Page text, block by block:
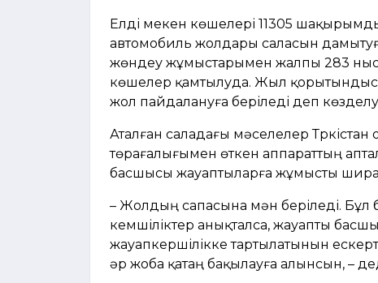
Елді мекен көшелері 11305
автомобиль жолдары саласын
жөндеу жұмыстарымен жалпы 283
көшелер қамтылуда. Жыл
жол пайдалануға беріледі деп
Аталған саладағы мәселелер
төрағалығымен өткен аппараттың
басшысы жауаптыларға жұмысты
– Жолдың сапасына мән беріледі. Бұл
кемшіліктер анықталса, жауапты
жауапкершілікке тартылатынын
әр жоба қатаң бақылауға алынсын, –